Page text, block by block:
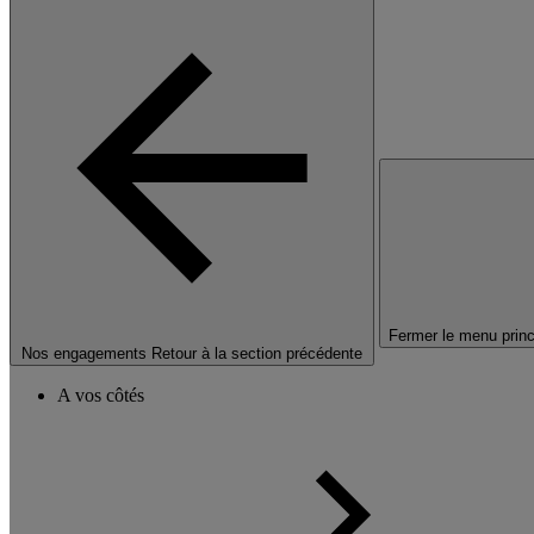
Nos engagements Retour à la section précédente
Fermer le menu
A vos côtés